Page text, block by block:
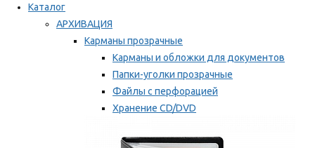
Каталог
АРХИВАЦИЯ
Карманы прозрачные
Карманы и обложки для документов
Папки-уголки прозрачные
Файлы с перфорацией
Хранение CD/DVD
Мы рекомендуем